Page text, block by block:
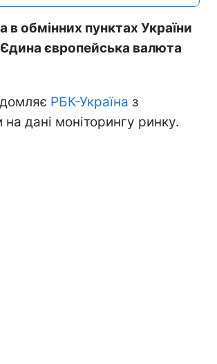
в обмінних пунктах України
Єдина європейська валюта
РБК-Україна з
дані моніторингу ринку.